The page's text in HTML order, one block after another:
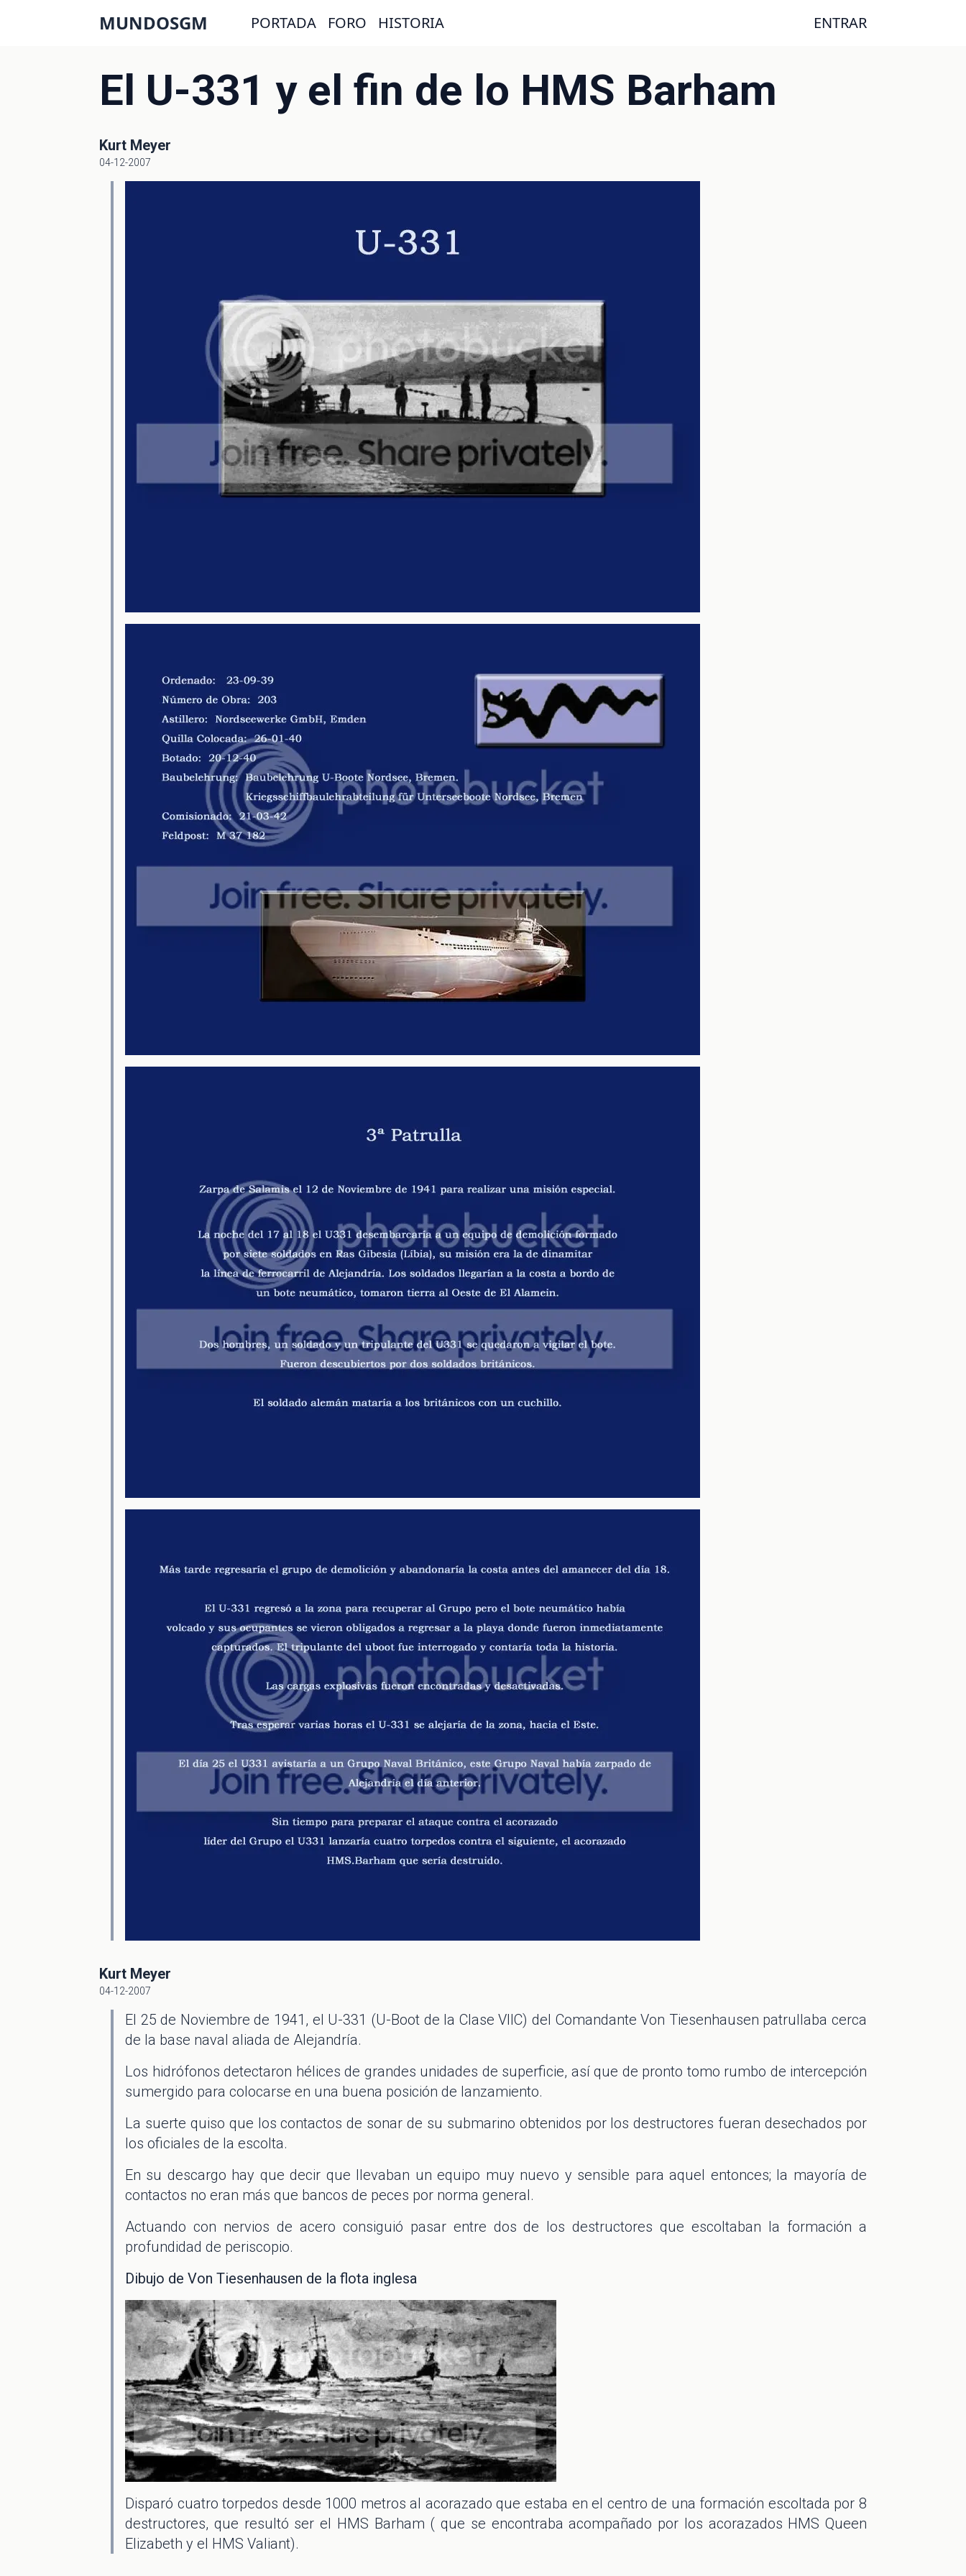
MUNDOSGM PORTADA FORO HISTORIA ENTRAR
El U-331 y el fin de lo HMS Barham
Kurt Meyer
04-12-2007
Kurt Meyer
04-12-2007
El 25 de Noviembre de 1941, el U-331 (U-Boot de la Clase VIIC) del Comandante Von Tiesenhausen patrullaba cerca
de la base naval aliada de Alejandría.
Los hidrófonos detectaron hélices de grandes unidades de superficie, así que de pronto tomo rumbo de intercepción
sumergido para colocarse en una buena posición de lanzamiento.
La suerte quiso que los contactos de sonar de su submarino obtenidos por los destructores fueran desechados por
los oficiales de la escolta.
En su descargo hay que decir que llevaban un equipo muy nuevo y sensible para aquel entonces; la mayoría de
contactos no eran más que bancos de peces por norma general.
Actuando con nervios de acero consiguió pasar entre dos de los destructores que escoltaban la formación a
profundidad de periscopio.
Dibujo de Von Tiesenhausen de la flota inglesa
Disparó cuatro torpedos desde 1000 metros al acorazado que estaba en el centro de una formación escoltada por 8
destructores, que resultó ser el HMS Barham ( que se encontraba acompañado por los acorazados HMS Queen
Elizabeth y el HMS Valiant).